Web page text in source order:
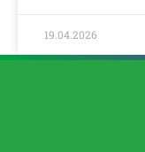
19.04.2026